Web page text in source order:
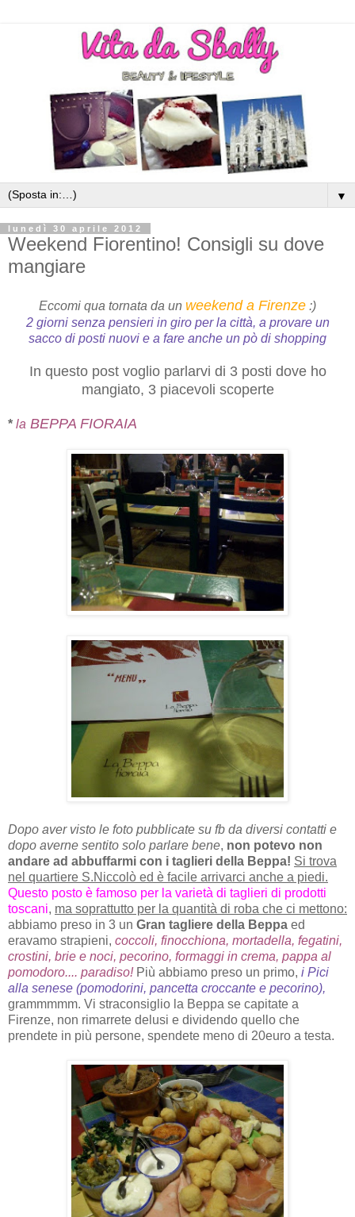
▼
lunedì 30 aprile 2012
Weekend Fiorentino! Consigli su dove
mangiare
Eccomi qua tornata da un weekend a Firenze :)
2 giorni senza pensieri in giro per la città, a provare un
sacco di posti nuovi e a fare anche un pò di shopping
In questo post voglio parlarvi di 3 posti dove ho
mangiato, 3 piacevoli scoperte
* la BEPPA FIORAIA
Dopo aver visto le foto pubblicate su fb da diversi contatti e
dopo averne sentito solo parlare bene, non potevo non
andare ad abbuffarmi con i taglieri della Beppa! Si trova
nel quartiere S.Niccolò ed è facile arrivarci anche a piedi.
Questo posto è famoso per la varietà di taglieri di prodotti
toscani, ma soprattutto per la quantità di roba che ci mettono:
abbiamo preso in 3 un Gran tagliere della Beppa ed
eravamo strapieni, coccoli, finocchiona, mortadella, fegatini,
crostini, brie e noci, pecorino, formaggi in crema, pappa al
pomodoro.... paradiso! Più abbiamo preso un primo, i Pici
alla senese (pomodorini, pancetta croccante e pecorino),
grammmmm. Vi straconsiglio la Beppa se capitate a
Firenze, non rimarrete delusi e dividendo quello che
prendete in più persone, spendete meno di 20euro a testa.